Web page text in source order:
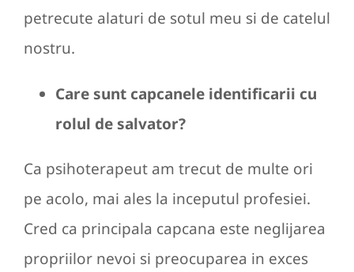
petrecute alaturi de sotul meu si de catelul
nostru.
Care sunt capcanele identificarii cu
rolul de salvator?
Ca psihoterapeut am trecut de multe ori
pe acolo, mai ales la inceputul profesiei.
Cred ca principala capcana este neglijarea
propriilor nevoi si preocuparea in exces